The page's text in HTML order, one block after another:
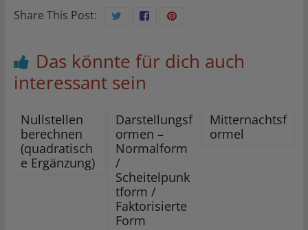
Share This Post:
Das könnte für dich auch
interessant sein
Nullstellen
berechnen
(quadratisch
e Ergänzung)
Darstellungsf
ormen –
Normalform
/
Scheitelpunk
tform /
Faktorisierte
Form
Mitternachtsf
ormel